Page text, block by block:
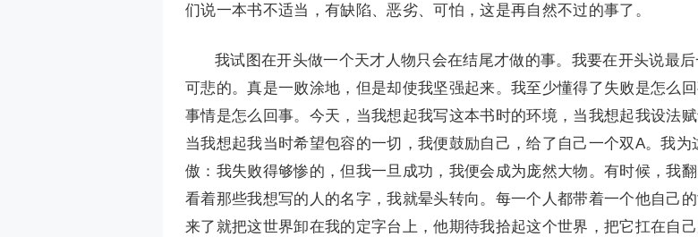
们说一本书不适当，有缺陷、恶劣、可怕，这是再自然不过的事了。
我试图在开头做一个天才人物只会在结尾才做的事。我要在开头说最
可悲的。真是一败涂地，但是却使我坚强起来。我至少懂得了失败是怎么
事情是怎么回事。今天，当我想起我写这本书时的环境，当我想起我设法赋
当我想起我当时希望包容的一切，我便鼓励自己，给了自己一个双A。我为
傲：我失败得够惨的，但我一旦成功，我便会成为庞然大物。有时候，我
看着那些我想写的人的名字，我就晕头转向。每一个人都带着一个他自己
来了就把这世界卸在我的定字台上，他期待我拾起这个世界，把它扛在自